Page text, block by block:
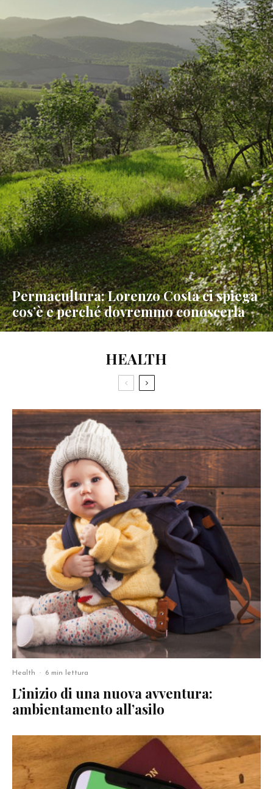
Permacultura: Lorenzo Costa ci spiega
cos’è e perché dovremmo conoscerla
HEALTH
Health · 6 min lettura
L’inizio di una nuova avventura:
ambientamento all’asilo